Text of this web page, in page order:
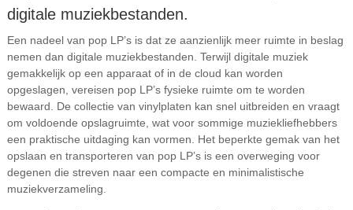
digitale muziekbestanden.
Een nadeel van pop LP’s is dat ze aanzienlijk meer ruimte in beslag
nemen dan digitale muziekbestanden. Terwijl digitale muziek
gemakkelijk op een apparaat of in de cloud kan worden
opgeslagen, vereisen pop LP’s fysieke ruimte om te worden
bewaard. De collectie van vinylplaten kan snel uitbreiden en vraagt
om voldoende opslagruimte, wat voor sommige muziekliefhebbers
een praktische uitdaging kan vormen. Het beperkte gemak van het
opslaan en transporteren van pop LP’s is een overweging voor
degenen die streven naar een compacte en minimalistische
muziekverzameling.